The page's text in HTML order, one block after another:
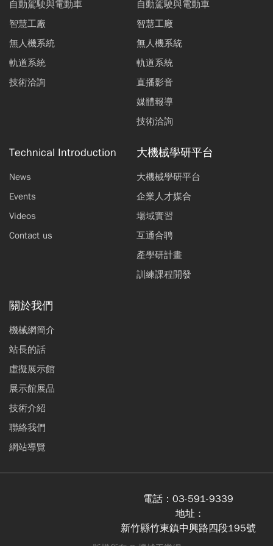
自動駕駛與電動車
智慧工廠
無人機系統
軌道系統
技術洽詢
自動駕駛與電動車
智慧工廠
無人機系統
軌道系統
直播影音
媒體報導
技術洽詢
Technical Introduction
News
Events
Videos
Contact us
大機械學研平台
大機械學研平台
企業人才媒合
場域實習
互通合聘
產學研計畫
訓練課程開發
關於我們
機械網簡介
站長的話
虛擬展示館
展示館展品
技術介紹
聯絡我們
網站導覽
電話： 03-591-9339
地址 :
新竹縣竹東鎮中興路四段195號